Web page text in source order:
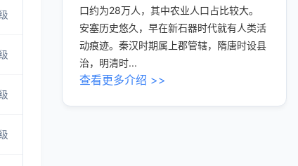
口约为28万人，其中农业人口占比较大。
安塞历史悠久，早在新石器时代就有人类活
动痕迹。秦汉时期属上郡管辖，隋唐时设县
治，明清时...
查看更多介绍 >>